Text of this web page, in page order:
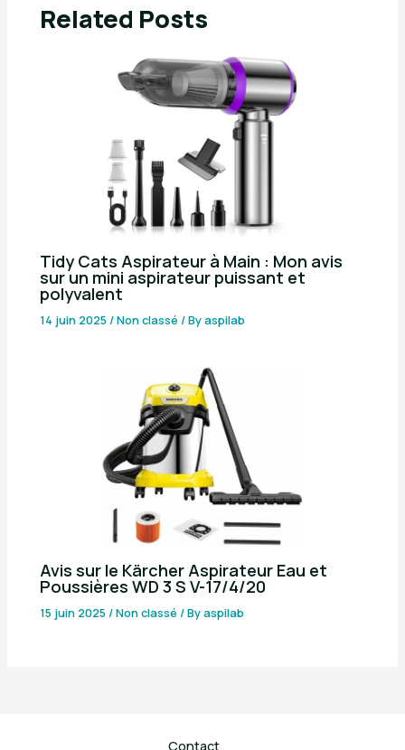
Related Posts
Tidy Cats Aspirateur à Main : Mon avis
sur un mini aspirateur puissant et
polyvalent
14 juin 2025/Non classé / Byaspilab
Avis sur le Kärcher Aspirateur Eau et
Poussières WD 3 S V-17/4/20
15 juin 2025/Non classé / Byaspilab
Contact